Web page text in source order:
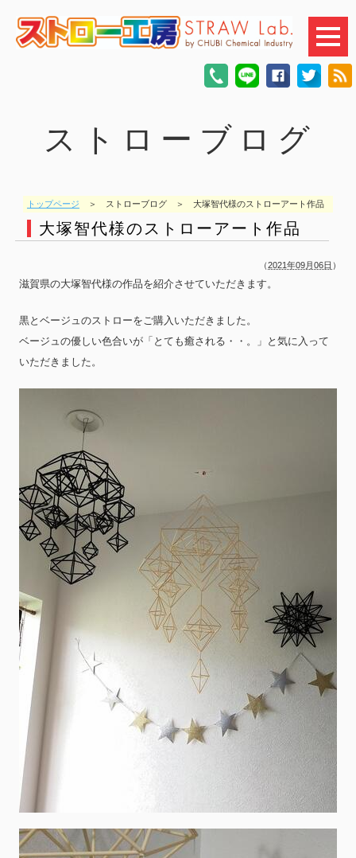
ストローブログ
トップページ ＞ ストローブログ ＞ 大塚智代様のストローアート作品
大塚智代様のストローアート作品
（2021年09月06日 ）
滋賀県の大塚智代様の作品を紹介させていただきます。
黒とベージュのストローをご購入いただきました。
ベージュの優しい色合いが「とても癒される・・。」と気に入って
いただきました。